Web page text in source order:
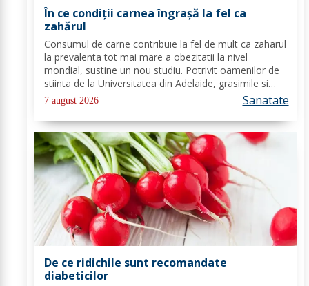
În ce condiții carnea îngrașă la fel ca
zahărul
Consumul de carne contribuie la fel de mult ca zaharul
la prevalenta tot mai mare a obezitatii la nivel
mondial, sustine un nou studiu. Potrivit oamenilor de
stiinta de la Universitatea din Adelaide, grasimile si
carbohidratii ne pot oferi suficienta energie pentru a
satisface cererile...
7 august 2026 Sanatate
De ce ridichile sunt recomandate
diabeticilor